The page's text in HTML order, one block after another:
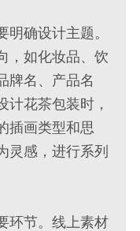
确设计主题。
，如化妆品、饮
牌名、产品名
计花茶包装时，
插画类型和思
灵感，进行系列
环节。线上素材